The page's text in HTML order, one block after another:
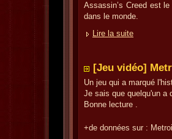
Assassin’s Creed est
dans le monde.
Lire la suite
[Jeu vidéo]
Un jeu qui a marqué
Je sais que quelqu'un a
Bonne lecture .
+de données sur :